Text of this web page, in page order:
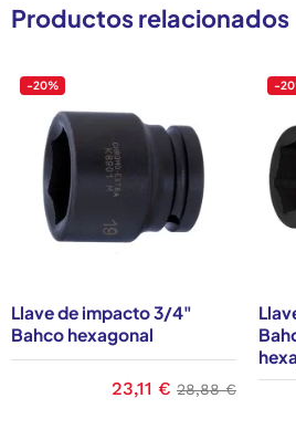
Productos relacionados
Llave de impacto 3/4"
Bahco hexagonal
-20%
Precio
23,11 € Precio base
28,88 €
-